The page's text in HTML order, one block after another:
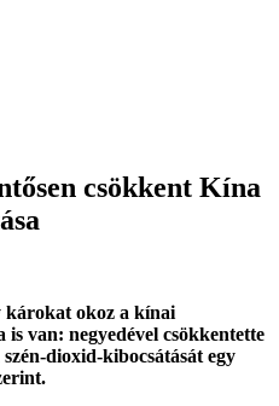
csökkent Kína
okoz a kínai
is van: negyedével csökkentette
dioxid-kibocsátását egy